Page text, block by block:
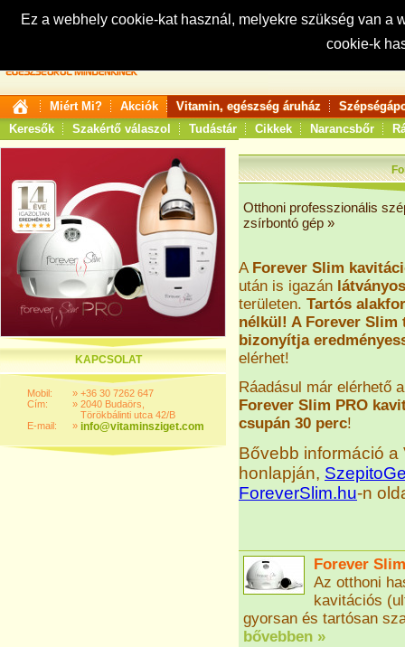
Ez a webhely cookie-kat használ, melyekre szükség van
cookie-k
Keresés:
Miért Mi? Akciók Vitamin, egészség áruház
Keresők
Szakértő válaszol Tudástár Cikkek Narancsbőr
KAPCSOLAT
Mobil:
Cím:
E-mail:
»
»
»
+36 30 7262 647
2040 Budaörs,
Törökbálinti utca 42/B
info@vitaminsziget.com
Otthoni professzionális
zsírbontó gép »
A Forever Slim
után is igazán
területen. Tartós
nélkül! A Forever Slim
bizonyítja
elérhet!
Ráadásul már elérhető
Forever Slim PRO
csupán 30 perc!
Bővebb információ
honlapján,
ForeverSlim.hu-n
Forever
Az otthoni
kavitációs
gyorsan és tartósan
bővebben »